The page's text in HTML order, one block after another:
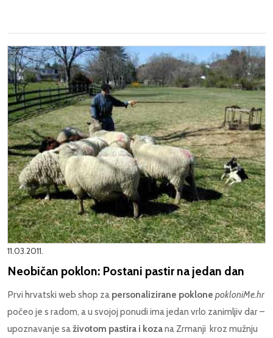
11.03.2011.
Neobičan poklon: Postani pastir na jedan dan
Prvi hrvatski web shop za personalizirane poklone pokloniMe.hr
počeo je s radom, a u svojoj ponudi ima jedan vrlo zanimljiv dar –
upoznavanje saživotom pastira i kozana Zrmanji kroz mužnju